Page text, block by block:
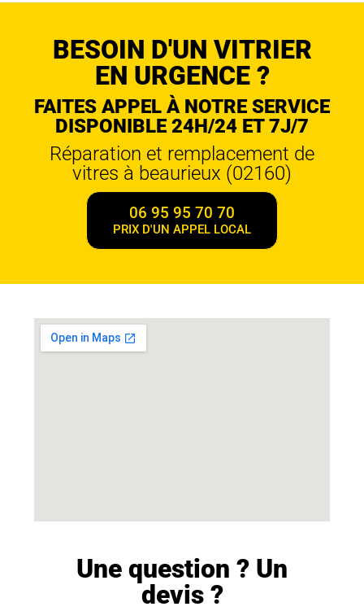
BESOIN D'UN VITRIER
EN URGENCE ?
FAITES APPEL À NOTRE SERVICE
DISPONIBLE 24H/24 ET 7J/7
Réparation et remplacement de
vitres à beaurieux (02160)
06 95 95 70 70
PRIX D'UN APPEL LOCAL
Une question ? Un
devis ?